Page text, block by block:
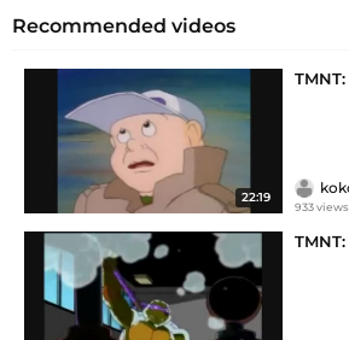
Recommended videos
22:19
933 views